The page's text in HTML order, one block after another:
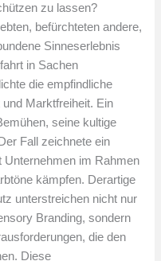
zu lassen?
befürchteten andere,
Sinneserlebnis
in Sachen
die empfindliche
Marktfreiheit. Ein
seine kultige
Fall zeichnete ein
Unternehmen im Rahmen
kämpfen. Derartige
unterstreichen nicht nur
Branding, sondern
die den
Diese